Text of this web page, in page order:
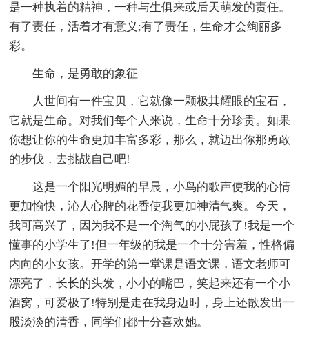
是一种执着的精神，一种与生俱来或后天萌发的责任。
有了责任，活着才有意义;有了责任，生命才会绚丽多
彩。
生命，是勇敢的象征
人世间有一件宝贝，它就像一颗极其耀眼的宝石，
它就是生命。对我们每个人来说，生命十分珍贵。如果
你想让你的生命更加丰富多彩，那么，就迈出你那勇敢
的步伐，去挑战自己吧!
这是一个阳光明媚的早晨，小鸟的歌声使我的心情
更加愉快，沁人心脾的花香使我更加神清气爽。今天，
我可高兴了，因为我不是一个淘气的小屁孩了!我是一个
懂事的小学生了!但一年级的我是一个十分害羞，性格偏
内向的小女孩。开学的第一堂课是语文课，语文老师可
漂亮了，长长的头发，小小的嘴巴，笑起来还有一个小
酒窝，可爱极了!特别是走在我身边时，身上还散发出一
股淡淡的清香，同学们都十分喜欢她。